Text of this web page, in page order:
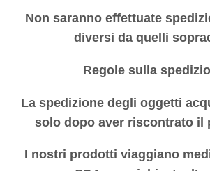
Non saranno effettuate
diversi da quelli
Regole sulla
La spedizione degli oggetti
solo dopo aver riscontrato il
I nostri prodotti viaggiano